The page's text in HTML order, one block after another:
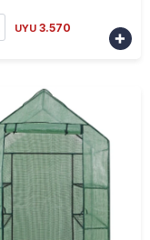
UYU 3.570
